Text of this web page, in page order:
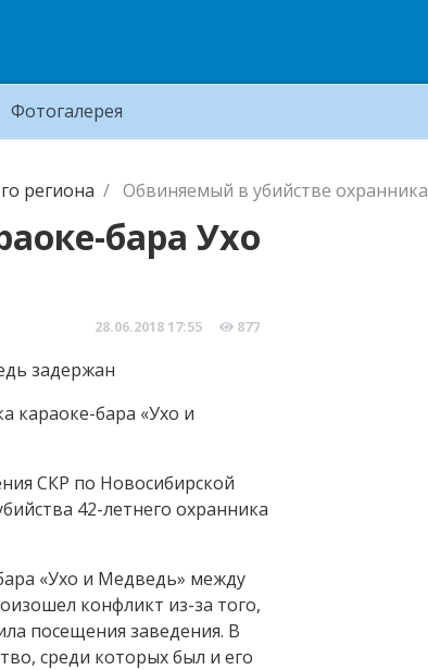
Фотогалерея
региона Обвиняемый в убийстве
бара Ухо
28.06.2018 17:55 877
караоке-бара «Ухо и
СКР по Новосибирской
42-летнего охранника
«Ухо и Медведь» между
конфликт из-за того,
посещения заведения. В
среди которых был и его